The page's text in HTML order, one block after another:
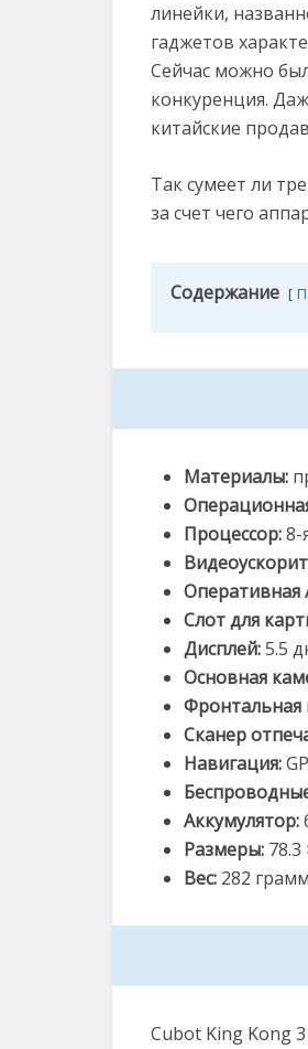
линейки,
гаджетов
Сейчас можно
конкуренция.
китайские
Так сумеет ли
за счет чего
Содержание
Материалы:
Процессор:8-
Оперативная
Слот для
Дисплей:5.5
Основная
Фронтальная
Сканер
Навигация:
Аккумулятор:
Размеры:
Вес: 282
Cubot King Kong